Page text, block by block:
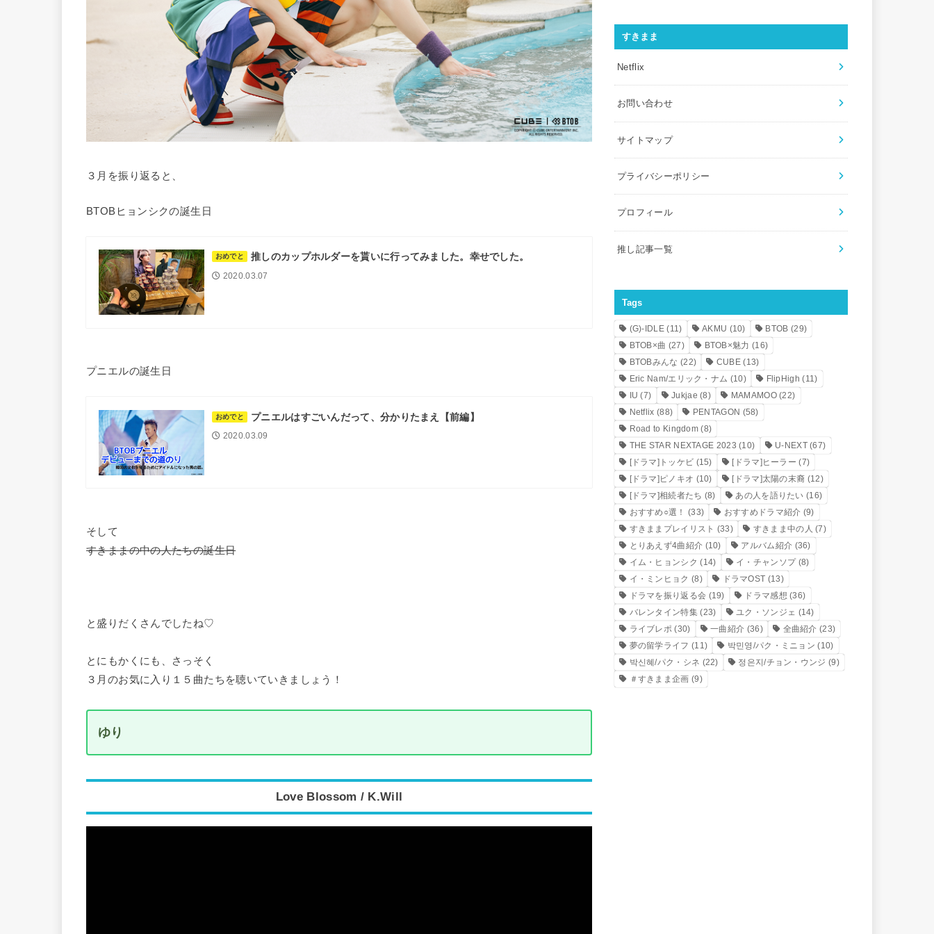
３月を振り返ると、
BTOBヒョンシクの誕生日
おめでと 推しのカップホルダーを貰いに行ってみました。幸せでした。
2020.03.07
プニエルの誕生日
おめでと プニエルはすごいんだって、分かりたまえ【前編】
2020.03.09
そして
すきままの中の人たちの誕生日
と盛りだくさんでしたね♡
とにもかくにも、さっそく
３月のお気に入り１５曲たちを聴いていきましょう！
ゆり
Love Blossom / K.Will
すきまま
Netflix
お問い合わせ
サイトマップ
プライバシーポリシー
プロフィール
推し記事一覧
Tags
(G)-IDLE(11) AKMU (10) BTOB (29)
BTOB×曲 (27) BTOB×魅力 (16)
BTOBみんな (22) CUBE (13)
Eric Nam/エリック・ナム (10) FlipHigh (11)
IU (7) Jukjae (8) MAMAMOO(22)
Netflix (88) PENTAGON (58)
Road to Kingdom (8)
THE STAR NEXTAGE 2023 (10) U-NEXT(67)
[ドラマ]トッケビ (15) [ドラマ]ヒーラー (7)
[ドラマ]ピノキオ (10) [ドラマ]太陽の末裔 (12)
[ドラマ]相続者たち (8) あの人を語りたい (16)
おすすめ○選！
(33) おすすめドラマ紹介 (9)
すきままプレイリスト (33) すきまま中の人 (7)
とりあえず4曲紹介 (10) アルバム紹介 (36)
イム・ヒョンシク (14) イ・チャンソプ(8)
イ・ミンヒョク (8) ドラマOST (13)
ドラマを振り返る会 (19) ドラマ感想 (36)
バレンタイン特集(23) ユク・ソンジェ (14)
ライブレポ (30) 一曲紹介 (36) 全曲紹介 (23)
夢の留学ライフ (11) 박민영/パク・ミニョン (10)
박신혜/パク・シネ (22) 정은지/チョン・ウンジ (9)
＃すきまま企画 (9)